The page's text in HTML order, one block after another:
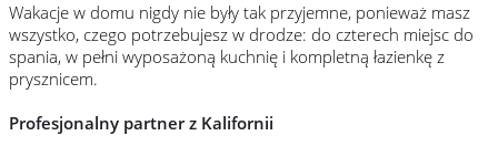
Wakacje w domu nigdy nie były tak przyjemne, ponieważ masz
wszystko, czego potrzebujesz w drodze: do czterech miejsc do
spania, w pełni wyposażoną kuchnię i kompletną łazienkę z
prysznicem.
Profesjonalny partner z Kalifornii